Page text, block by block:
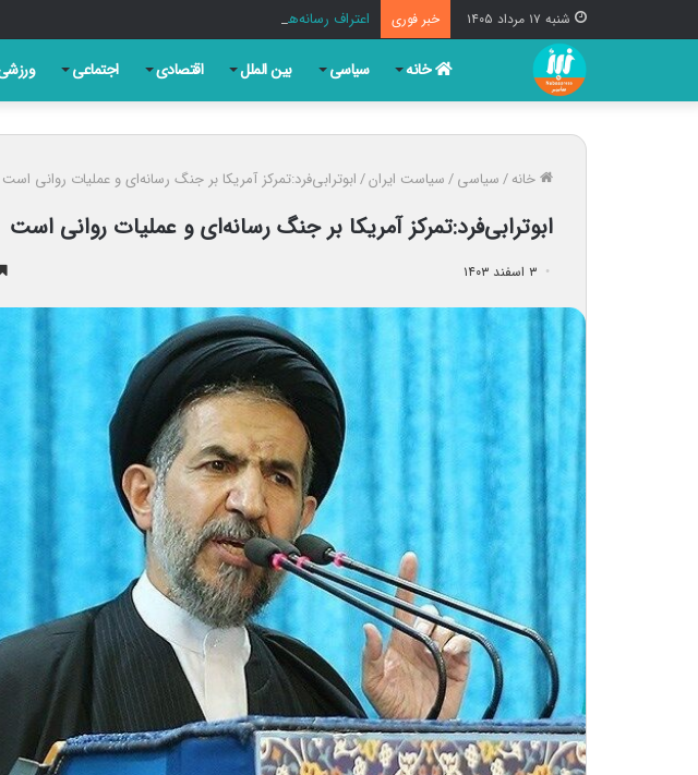
شنبه ۱۷ مرداد ۱۴۰۵ خبر فوری اعتراف رسانه‌های خارجی به شکست ترامپ حاصل مجاهدت
خانه سیاسی بین الملل اقتصادی اجتماعی
خانه/سیاسی/سیاست ایران/ابوترابی‌فرد:تمرکز آمریکا بر جنگ رسانه‌ای و عملیات روانی است
ابوترابی‌فرد:تمرکز آمریکا بر جنگ رسانه‌ای و عملیات روانی است
۳ اسفند ۱۴۰۳